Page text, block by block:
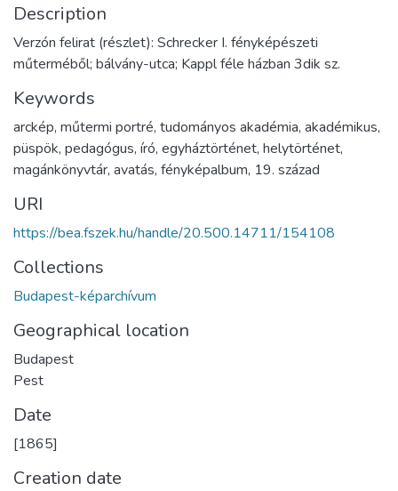
Description
Verzón felirat (részlet): Schrecker I. fényképészeti
műterméből; bálvány-utca; Kappl féle házban 3dik sz.
Keywords
arckép, műtermi portré, tudományos akadémia, akadémikus,
püspök, pedagógus, író, egyháztörténet, helytörténet,
magánkönyvtár, avatás, fényképalbum, 19. század
URI
https://bea.fszek.hu/handle/20.500.14711/154108
Collections
Budapest-képarchívum
Geographical location
Budapest
Pest
Date
[1865]
Creation date